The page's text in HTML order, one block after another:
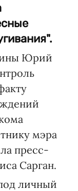
Юрий
мэра
пресс-
Сарган.
личный